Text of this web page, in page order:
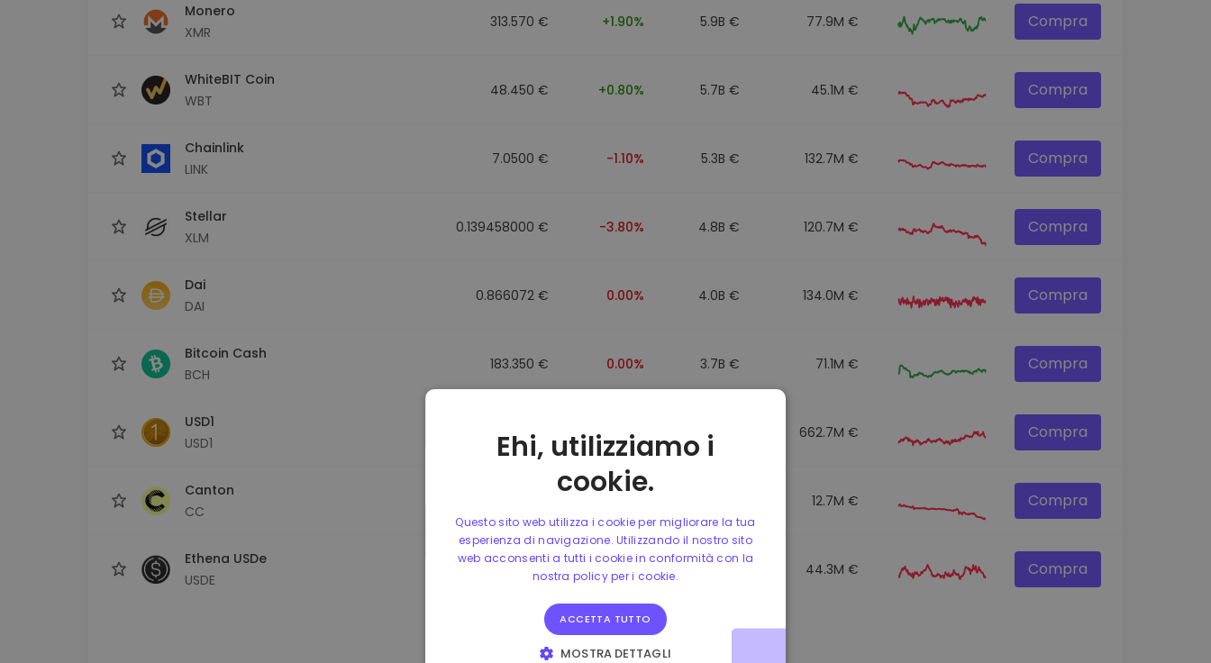
Monero
XMR
313.570 € +1.90% 5.9B € 77.9M € Compra
WhiteBIT Coin
WBT
48.450 € +0.80% 5.7B € 45.1M € Compra
Chainlink
LINK
7.0500 € -1.10% 5.3B € 132.7M € Compra
Stellar
XLM
0.139458000 € -3.80% 4.8B € 120.7M € Compra
Dai
DAI
0.866072 € 0.00% 4.0B € 134.0M € Compra
Bitcoin Cash
BCH
183.350 € 0.00% 3.7B € 71.1M € Compra
USD1
USD1
0.865650 € 0.00% 3.5B € 662.7M € Compra
Canton
CC
12.7M € Compra
Ethena USDe
USDE
-0.10% 44.3M € Compra
Ehi, utilizziamo i
cookie.
Questo sito web utilizza i cookie per migliorare la tua
esperienza di navigazione. Utilizzando il nostro sito
web acconsenti a tutti i cookie in conformità con la
nostra policy per i cookie.
ACCETTA TUTTO
MOSTRA DETTAGLI